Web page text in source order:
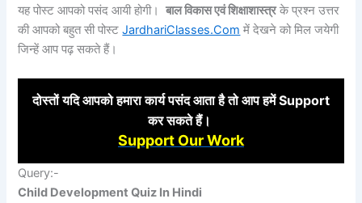
यह पोस्ट आपको पसंद आयी होगी।बाल विकास एवं शिक्षाशास्त्रके प्रश्न उत्तर
की आपको बहुत सी पोस्टJardhariClasses.Com में देखने को मिल जयेगी
जिन्हें आप पढ़ सकते हैं।
दोस्तोंयदि आपको हमारा कार्य पसंद आता है तो आप हमें Support
करसकते हैं।
Support Our Work
Query:-
Child Development Quiz In Hindi